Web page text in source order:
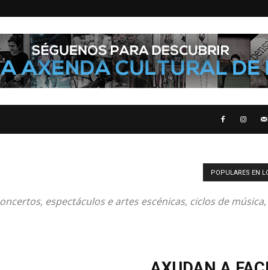
espectáculos e artes escénicas, ciclos de música,
POPULARES EN